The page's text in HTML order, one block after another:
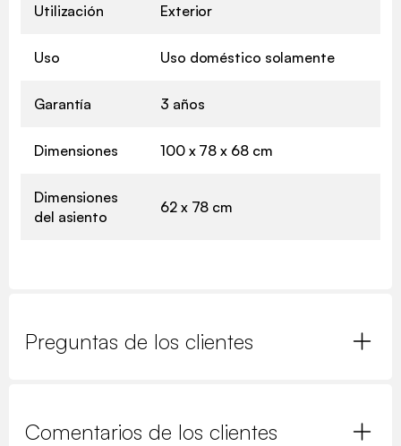
Utilización Exterior
Uso Uso doméstico solamente
Garantía 3 años
Dimensiones 100 x 78 x 68 cm
Dimensiones
del asiento
62 x 78 cm
Preguntas de los clientes
Comentarios de los clientes